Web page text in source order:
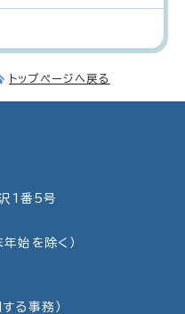
トップページへ戻る
1番5号
始を除く）
る事務）